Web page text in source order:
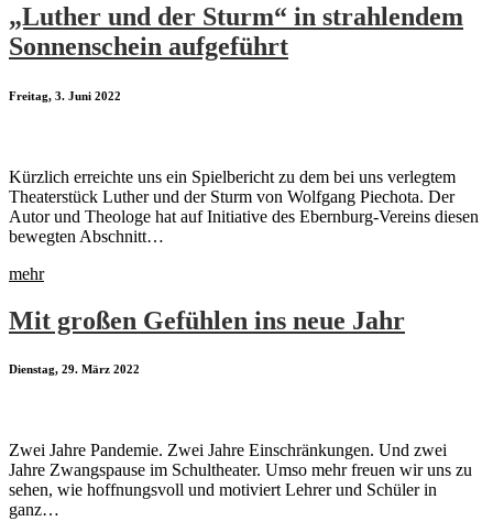
„Luther und der Sturm“ in strahlendem
Sonnenschein aufgeführt
Freitag, 3. Juni 2022
Kürzlich erreichte uns ein Spielbericht zu dem bei uns verlegtem
Theaterstück Luther und der Sturm von Wolfgang Piechota. Der
Autor und Theologe hat auf Initiative des Ebernburg-Vereins diesen
bewegten Abschnitt…
mehr
Mit großen Gefühlen ins neue Jahr
Dienstag, 29. März 2022
Zwei Jahre Pandemie. Zwei Jahre Einschränkungen. Und zwei
Jahre Zwangspause im Schultheater. Umso mehr freuen wir uns zu
sehen, wie hoffnungsvoll und motiviert Lehrer und Schüler in
ganz…